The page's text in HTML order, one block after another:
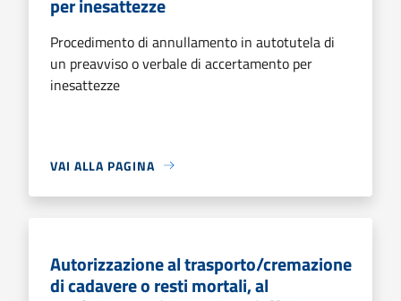
Procedimento di annullamento in autotutela di
un preavviso o verbale di accertamento per
inesattezze
VAI ALLA PAGINA
Autorizzazione al trasporto/cremazione
di cadavere o resti mortali, al